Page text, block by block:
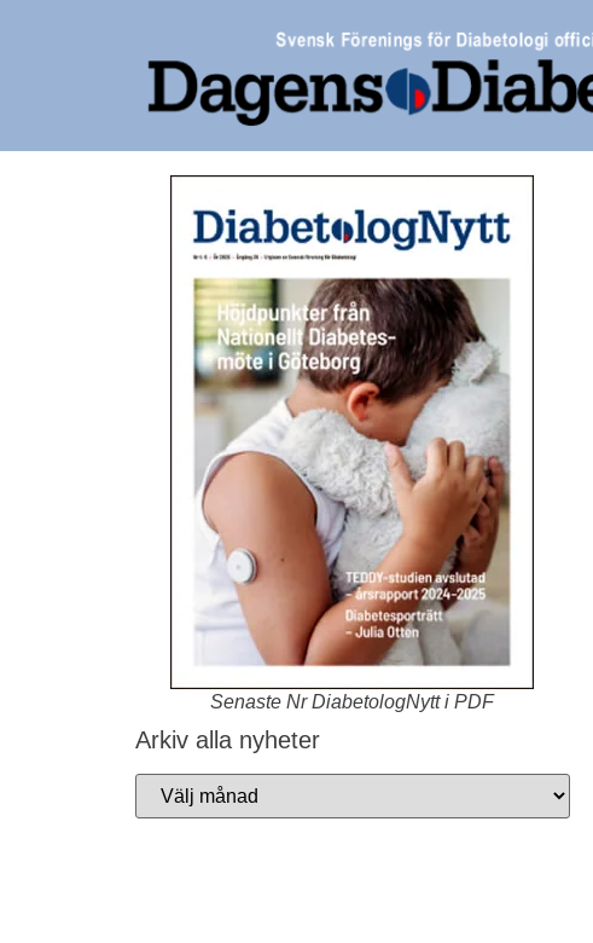
Senaste Nr DiabetologNytt i PDF
Arkiv alla nyheter